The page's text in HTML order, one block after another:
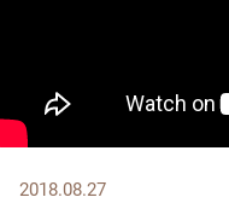
2018.08.27